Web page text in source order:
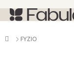
Domů
FYZIO